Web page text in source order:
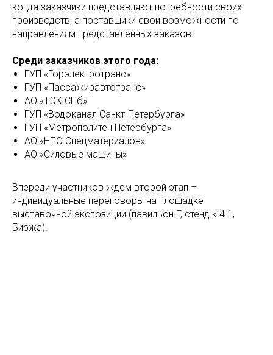
когда заказчики представляют потребности своих
производств, а поставщики свои возможности по
направлениям представленных заказов.
Среди заказчиков этого года:
ГУП «Горэлектротранс»
ГУП «Пассажиравтотранс»
АО «ТЭК СПб»
ГУП «Водоканал Санкт-Петербурга»
ГУП «Метрополитен Петербурга»
АО «НПО Спецматериалов»
АО «Силовые машины»
Впереди участников ждем второй этап –
индивидуальные переговоры на площадке
выставочной экспозиции (павильон F, стенд к 4.1,
Биржа).